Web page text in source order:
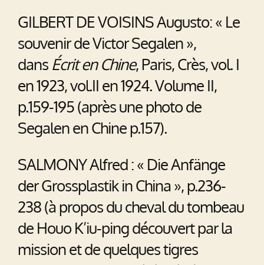
GILBERT DE VOISINS Augusto: « Le
souvenir de Victor Segalen »,
dans Écrit en Chine, Paris, Crès, vol. I
en 1923, vol.II en 1924. Volume II,
p.159-195 (après une photo de
Segalen en Chine p.157).
SALMONY Alfred : « Die Anfänge
der Grossplastik in China », p.236-
238 (à propos du cheval du tombeau
de Houo K’iu-ping découvert par la
mission et de quelques tigres